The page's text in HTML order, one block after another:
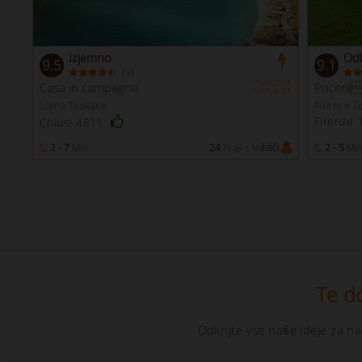
9.5 Izjemno
( 9)
Instantna
rezervacija
Casa in campagna
Siena Toskana
Chiusi 4811
2 - 7 Min 24 Kraji z ležišči
9.1
Firence
Firenze
2 - 5 Min
Te
Odkrijte vse naše ideje za